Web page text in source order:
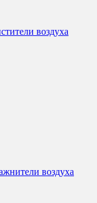
воздуха
воздуха